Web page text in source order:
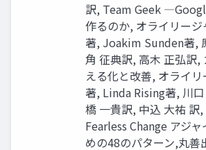
訳, Team Geek
作るのか, オライリー
著, Joakim Sunden著,
角 征典訳, 高木 正弘訳
える化と改善, オライ
著, Linda Rising著, 川
橋 一貴訳, 中込 大祐 訳
Fearless Change アジ
めの48のパターン,丸善